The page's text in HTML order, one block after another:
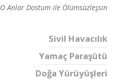
O Anlar Dostum ile Ölümsüzleşsin
Sivil Havacılık
Yamaç Paraşütü
Doğa Yürüyüşleri